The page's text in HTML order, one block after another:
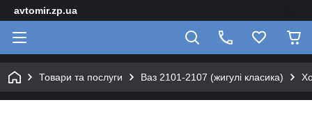
avtomir.zp.ua
Товари та послуги Ваз 2101-2107 (жигулі класика)